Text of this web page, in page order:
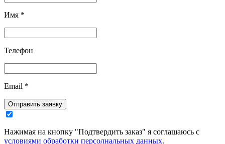
Имя *
Телефон
Email *
Отправить заявку
Нажимая на кнопку "Подтвердить заказ" я соглашаюсь с
условиями обработки персолнальных данных.